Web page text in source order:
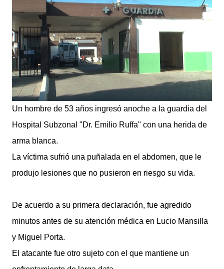
intuitiva, pensada para optimizar la navegación desde
cualquier dispositivo, facilitar el acceso a las noticias
locales y potenciar la interacción de los lectores con
nuestros contenidos.
Un hombre de 53 años ingresó anoche a la guardia del
Hospital Subzonal "Dr. Emilio Ruffa" con una herida de
arma blanca.
La víctima sufrió una puñalada en el abdomen, que le
produjo lesiones que no pusieron en riesgo su vida.
De acuerdo a su primera declaración, fue agredido
minutos antes de su atención médica en Lucio Mansilla
y Miguel Porta.
El atacante fue otro sujeto con el que mantiene un